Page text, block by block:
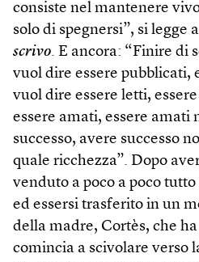
consiste nel mantenere
solo di spegnersi”, si legge
scrivo. E ancora: “Finire di
vuol dire essere pubblicati,
vuol dire essere letti,
essere amati, essere amati
successo, avere successo
quale ricchezza”. Dopo
venduto a poco a poco
ed essersi trasferito in un
della madre, Cortès, che
comincia a scivolare verso